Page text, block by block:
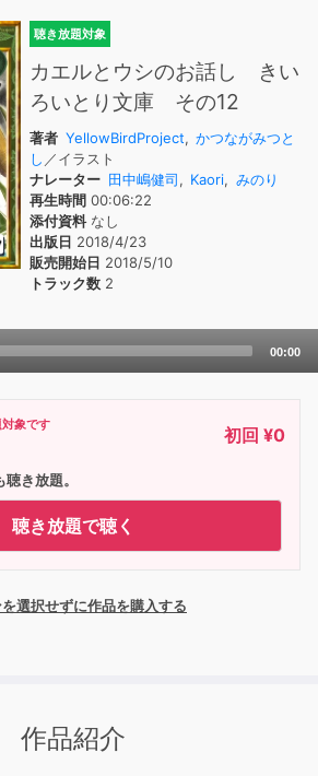
聴き放題対象
カエルとウシのお話し きい
ろいとり文庫 その12
著者 YellowBirdProject, かつながみつと
し ／イラスト
ナレーター 田中嶋健司, Kaori, みのり
再生時間 00:06:22
添付資料なし
出版日 2018/4/23
販売開始日 2018/5/10
トラック数 2
00:00
象です 初回 ¥0
き放題。
聴き放題で聴く
選択せずに作品を購入する
作品紹介